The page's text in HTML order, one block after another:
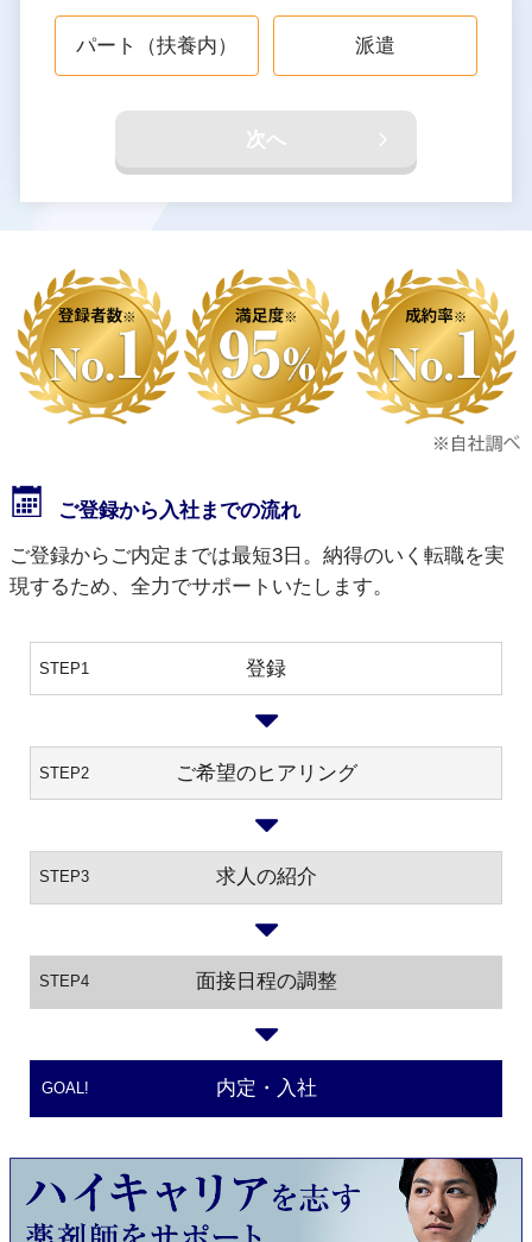
パート（扶養内） 派遣
次へ
ご登録から入社までの流れ
ご登録からご内定までは最短3日。納得のいく転職を実
現するため、全力でサポートいたします。
STEP1 登録
STEP2 ご希望のヒアリング
STEP3 求人の紹介
STEP4 面接日程の調整
GOAL! 内定・入社